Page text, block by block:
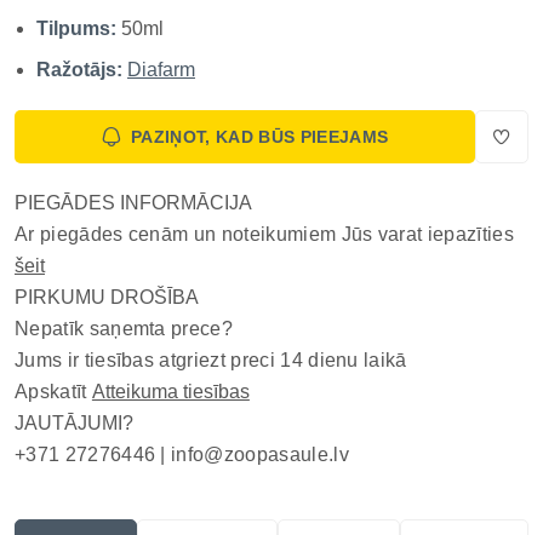
piemēram, karstam asfaltam, akmeņainam segumam vai
ziemas ceļ...
Tilpums: 50ml
Ražotājs: Diafarm
PAZIŅOT, KAD BŪS PIEEJAMS
PIEGĀDES INFORMĀCIJA
Ar piegādes cenām un noteikumiem Jūs varat iepazīties
šeit
PIRKUMU DROŠĪBA
Nepatīk saņemta prece?
Jums ir tiesības atgriezt preci 14 dienu laikā
Apskatīt Atteikuma tiesības
JAUTĀJUMI?
+371 27276446 | info@zoopasaule.lv